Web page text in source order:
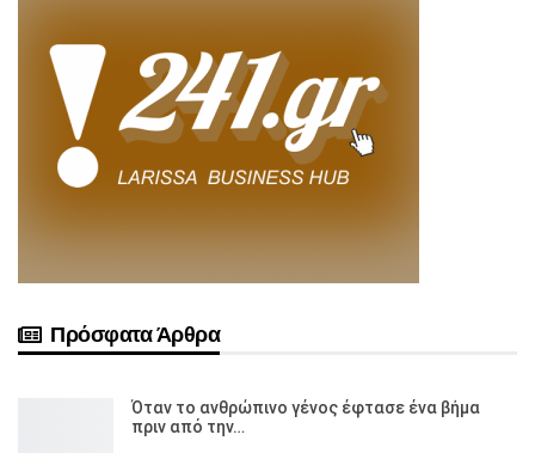
Πρόσφατα Άρθρα
Όταν το ανθρώπινο γένος έφτασε ένα βήμα
πριν από την…